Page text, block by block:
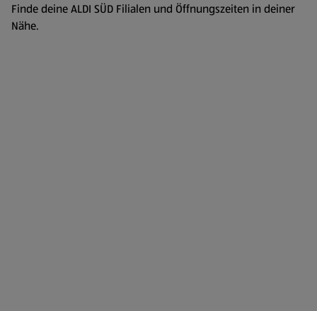
Finde deine ALDI SÜD Filialen und Öffnungszeiten in deiner
Nähe.